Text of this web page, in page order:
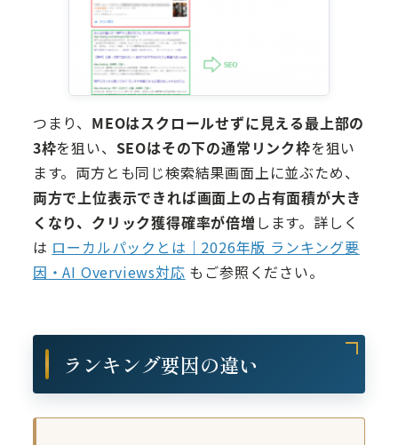
つまり、 MEOはスクロールせずに見える最上部の
3枠を狙い、 SEOはその下の通常リンク枠を狙い
ます。両方とも同じ検索結果画面上に並ぶため、
両方で上位表示できれば画面上の占有面積が大き
くなり、クリック獲得確率が倍増 します。詳しく
は ローカルパックとは｜2026年版 ランキング要
因・AI Overviews対応 もご参照ください。
ランキング要因の違い